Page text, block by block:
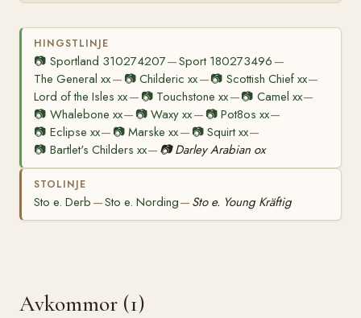
HINGSTLINJE
📷 Sportland 310274207—Sport 180273496 —
The General xx— 📷Childeric xx—📷 Scottish Chief xx—
Lord of the Isles xx— 📷 Touchstone xx—📷 Camel xx—
📷 Whalebone xx— 📷Waxy xx— 📷 Pot8os xx—
📷 Eclipse xx— 📷Marske xx— 📷 Squirt xx—
📷 Bartlet's Childers xx— 📷 Darley Arabian ox
STOLINJE
Sto e. Derb —Sto e. Nording— Sto e. Young Kräftig
Avkommor (1)